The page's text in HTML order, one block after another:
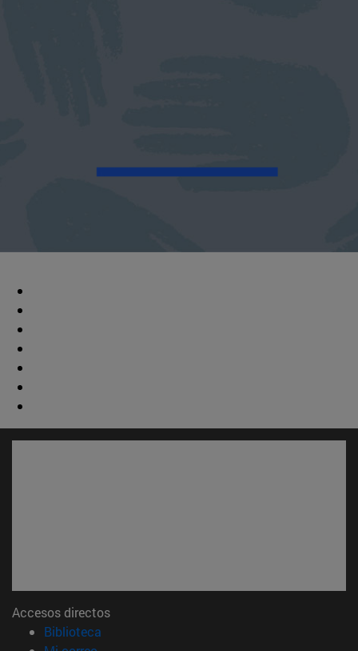
Accesos directos
Biblioteca